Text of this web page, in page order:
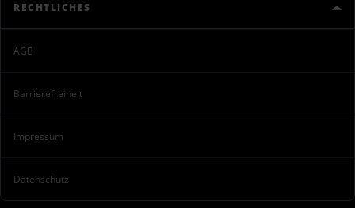
RECHTLICHES
AGB
Barrierefreiheit
Impressum
Datenschutz